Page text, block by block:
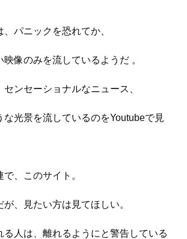
パニックを恐れてか、
像のみを流しているようだ 。
ンセーショナルなニュース、
な光景を流しているのをYoutubeで見
、このサイト。
、見たい方は見てほしい。
る人は、離れるようにと警告している